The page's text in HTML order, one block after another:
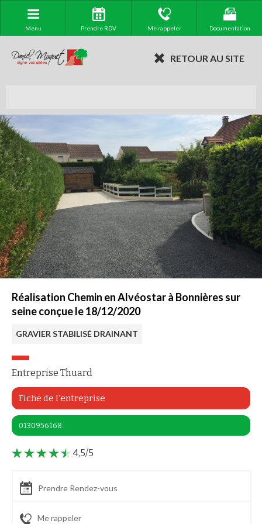
Menu Prendre RDV Me rappeler Documentation
RETOUR AU SITE
Réalisation Chemin en Alvéostar à Bonnières sur
seine conçue le 18/12/2020
GRAVIER STABILISÉ DRAINANT
Entreprise Thuard
Fiche de l'entreprise
0130956168
4,5/5
Prendre Rendez-vous
Me rappeler